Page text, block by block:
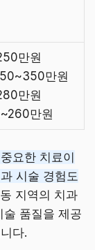
만원
만원
만원
만원
요한 치료이
시술 경험도
지역의 치과
품질을 제공
다.